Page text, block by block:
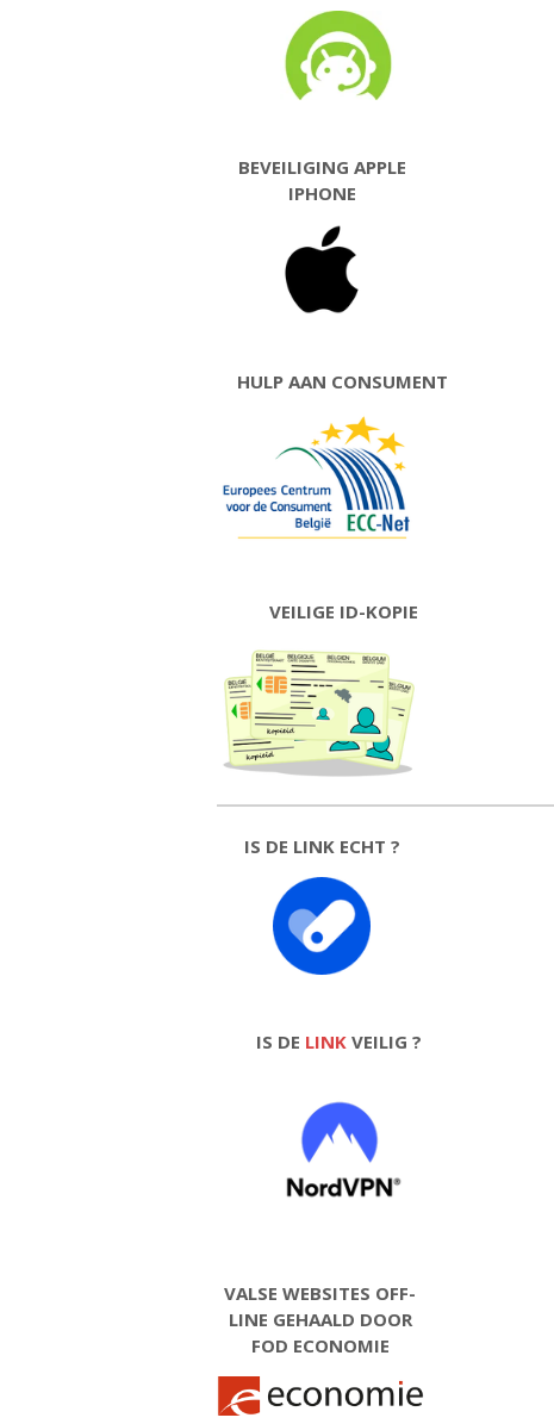
BEVEILIGING APPLE
IPHONE
HULP AAN CONSUMENT
VEILIGE ID-KOPIE
IS DE LINK ECHT ?
IS DE LINK VEILIG ?
VALSE WEBSITES OFF-
LINE GEHAALD DOOR
FOD ECONOMIE